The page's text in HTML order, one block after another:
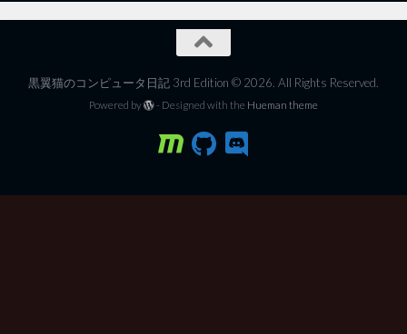
黒翼猫のコンピュータ日記 3rd Edition © 2026. All Rights Reserved.
Powered by - Designed with the Hueman theme